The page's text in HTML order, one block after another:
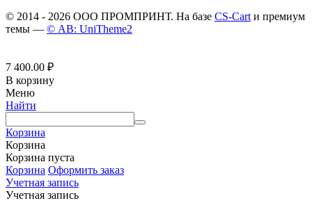
© 2014 - 2026 ООО ПРОМПРИНТ. На базе CS-Cart и премиум
темы — © AB: UniTheme2
7 400.00 ₽
В корзину
Меню
Найти
Корзина
Корзина
Корзина пуста
Корзина Оформить заказ
Учетная запись
Учетная запись